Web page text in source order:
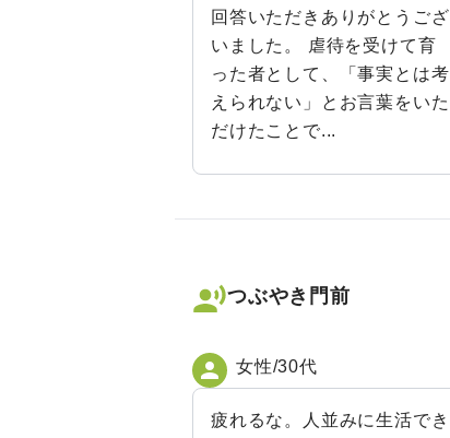
回答いただきありがとうござ
いました。 虐待を受けて育
った者として、「事実とは考
えられない」とお言葉をいた
だけたことで...
つぶやき門前
女性/30代
疲れるな。人並みに生活でき